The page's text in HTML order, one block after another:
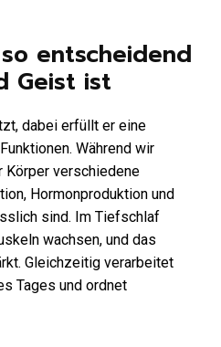
entscheidend
Geist ist
dabei erfüllt er eine
Während wir
Körper verschiedene
Hormonproduktion und
sind. Im Tiefschlaf
wachsen, und das
Gleichzeitig verarbeitet
Tages und ordnet